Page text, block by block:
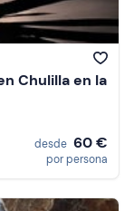
Chulilla en la
desde 60 €
por persona